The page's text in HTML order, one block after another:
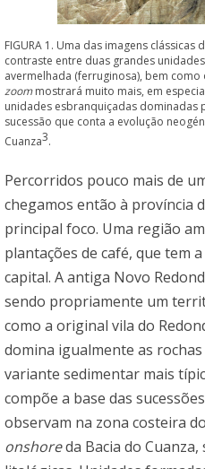
FIGURA 1. Uma das imagens
contraste entre duas grandes
avermelhada (ferruginosa), bem
zoommostrará muito mais, em
unidades esbranquiçadas dominadas
sucessão que conta a evolução
Cuanza3.
Percorridos pouco mais de
chegamos então à província
principal foco. Uma região
plantações de café, que tem
capital. A antiga Novo
sendo propriamente um
como a original vila do
domina igualmente as
variante sedimentar mais
compõe a base das
observam na zona costeira
onshoreda Bacia do